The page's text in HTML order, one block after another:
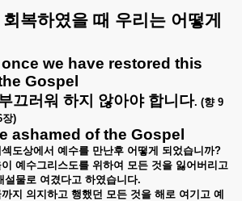
회복하였을 때 우리는 어떻게
we have restored this
Gospel
끄러워 하지 않아야 합니다. (향 9
장)
ashamed of the Gospel
도상에서 예수를 만난후 어떻게 되었습니까?
예수그리스도를 위하여 모든 것을 잃어버리고
설물로 여겼다고 하였습니다.
지 의지하고 행했던 모든 것을 해로 여기고 예